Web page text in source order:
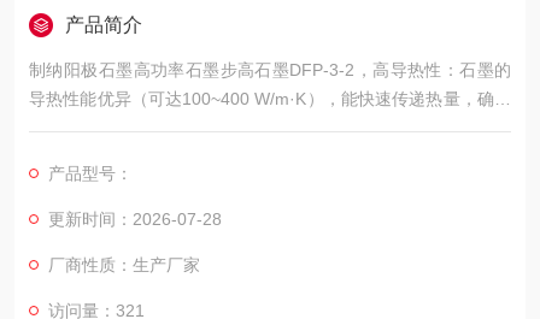
产品简介
制纳阳极石墨高功率石墨步高石墨DFP-3-2，高导热性：石墨的
导热性能优异（可达100~400 W/m·K），能快速传递热量，确保
VC腔体材料（如铜、不锈钢）均匀受热成型。
产品型号：
更新时间：2026-07-28
厂商性质：生产厂家
访问量：321